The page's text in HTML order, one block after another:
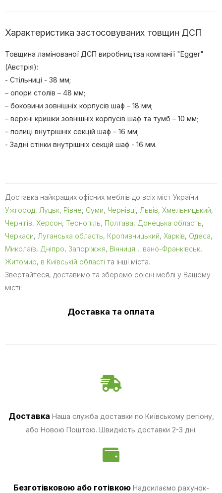
Характеристика застосовуваних товщин ДСП
Товщина ламінованої ДСП виробництва компанії "Egger"
(Австрія):
- Стільниці - 38 мм;
– опори столів – 48 мм;
– боковини зовнішніх корпусів шаф – 18 мм;
– верхні кришки зовнішніх корпусів шаф та тумб – 10 мм;
– полиці внутрішніх секцій шаф – 16 мм;
- Задні стінки внутрішніх секцій шаф - 16 мм.
Доставка найкращих офісних меблів до всіх міст України:
Ужгород, Луцьк, Рівне, Суми, Чернівці, Львів, Хмельницький,
Чернігів, Херсон, Тернопіль, Полтава, Донецька область,
Черкаси, Луганська область, Кропивницький, Харків, Одеса,
Миколаїв, Дніпро, Запоріжжя, Вінниця , Івано-Франківськ,
Житомир, в Київській області та інші міста.
Звертайтеся, доставимо та зберемо офісні меблі у Вашому
місті!
Доставка та оплата
Доставка Наша служба доставки по Київському регіону,
або Новою Поштою. Швидкість доставки 2-3 дні.
Безготівковою або готівкою Надсилаємо рахунок-